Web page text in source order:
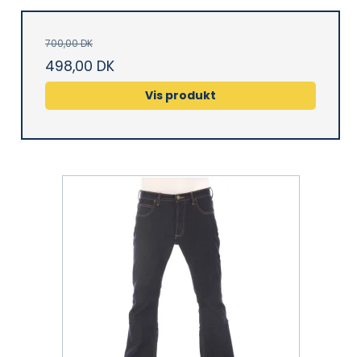
700,00 DK
498,00 DK
Vis produkt